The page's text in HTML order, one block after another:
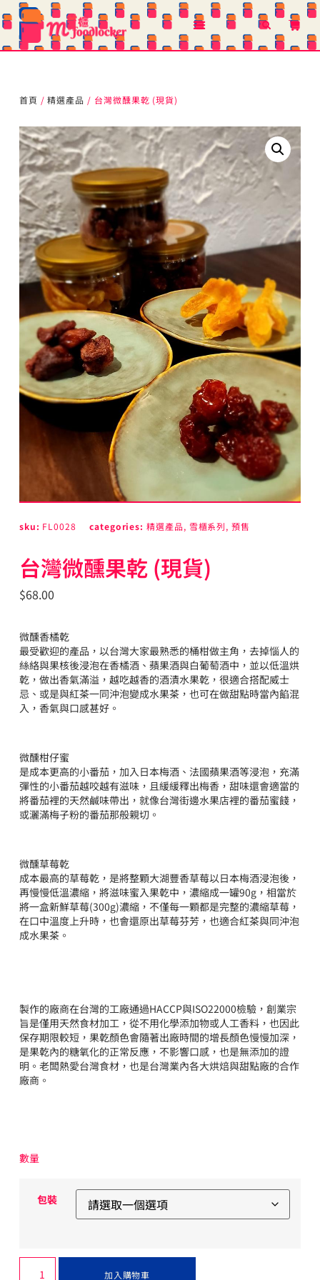
首頁 /精選產品 / 台灣微醺果乾 (現貨)
sku: FL0028 categories: 精選產品, 雪櫃系列,預售
台灣微醺果乾 (現貨)
$68.00
微醺香橘乾
最受歡迎的產品，以台灣大家最熟悉的桶柑做主角，去掉惱人的
絲絡與果核後浸泡在香橘酒、蘋果酒與白葡萄酒中，並以低溫烘
乾，做出香氣滿溢，越吃越香的酒漬水果乾，很適合搭配威士
忌、或是與紅茶一同沖泡變成水果茶，也可在做甜點時當內餡混
入，香氣與口感甚好。
微醺柑仔蜜
是成本更高的小番茄，加入日本梅酒、法國蘋果酒等浸泡，充滿
彈性的小番茄越咬越有滋味，且緩緩釋出梅香，甜味還會適當的
將番茄裡的天然鹹味帶出，就像台灣街邊水果店裡的番茄蜜餞，
或灑滿梅子粉的番茄那般親切。
微醺草莓乾
成本最高的草莓乾，是將整顆大湖豐香草莓以日本梅酒浸泡後，
再慢慢低溫濃縮，將滋味蜜入果乾中，濃縮成一罐90g，相當於
將一盒新鮮草莓(300g)濃縮，不僅每一顆都是完整的濃縮草莓，
在口中溫度上升時，也會還原出草莓芬芳，也適合紅茶與同沖泡
成水果茶。
製作的廠商在台灣的工廠通過HACCP與ISO22000檢驗，創業宗
旨是僅用天然食材加工，從不用化學添加物或人工香料，也因此
保存期限較短，果乾顏色會隨著出廠時間的增長顏色慢慢加深，
是果乾內的糖氧化的正常反應，不影響口感，也是無添加的證
明。老闆熱愛台灣食材，也是台灣業內各大烘焙與甜點廠的合作
廠商。
數量
包裝
加入購物車